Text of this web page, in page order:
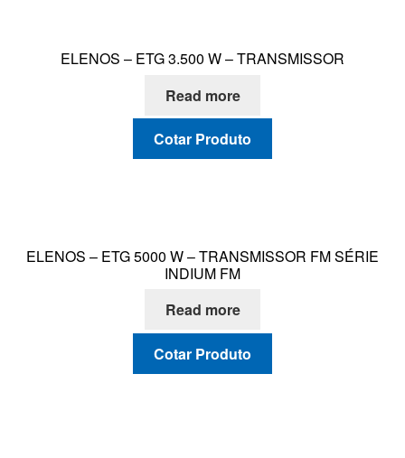
ELENOS – ETG 3.500 W – TRANSMISSOR
Read more
Cotar Produto
ELENOS – ETG 5000 W – TRANSMISSOR FM SÉRIE
INDIUM FM
Read more
Cotar Produto